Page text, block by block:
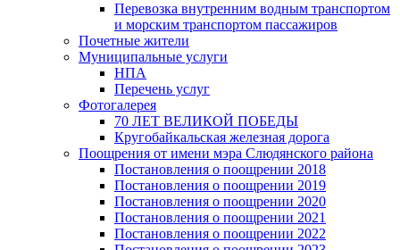
Перевозка внутренним водным транспортом
и морским транспортом пассажиров
Почетные жители
Муниципальные услуги
НПА
Перечень услуг
Фотогалерея
70 ЛЕТ ВЕЛИКОЙ ПОБЕДЫ
Кругобайкальская железная дорога
Поощрения от имени мэра Слюдянского района
Постановления о поощрении 2018
Постановления о поощрении 2019
Постановления о поощрении 2020
Постановления о поощрении 2021
Постановления о поощрении 2022